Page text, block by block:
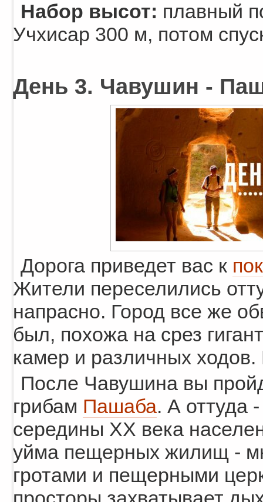
Набор высот: плавный
Учхисар 300 м, потом
День 3. Чавушин -
Дорога приведет вас к
Жители переселились
напрасно. Город все же
был, похожа на срез
камер и различных
После Чавушина вы
грибам Пашаба. А оттуда
середины ХХ века
уйма пещерных жилищ -
гротами и пещерными